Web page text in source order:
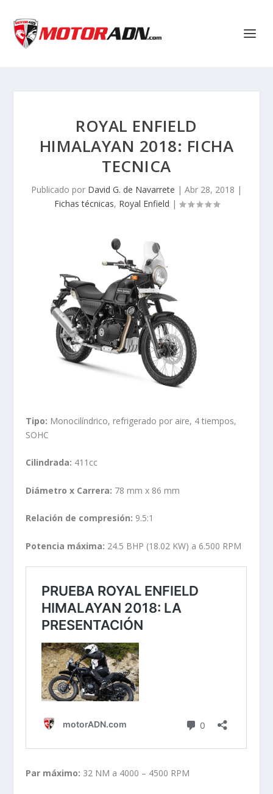
ROYAL ENFIELD
HIMALAYAN 2018: FICHA
TECNICA
Publicado por David G. de Navarrete | Abr 28, 2018 |
Fichas técnicas, Royal Enfield |
Tipo: Monocilíndrico, refrigerado por aire, 4 tiempos,
SOHC
Cilindrada: 411cc
Diámetro x Carrera: 78 mm x 86 mm
Relación de compresión: 9.5:1
Potencia máxima: 24.5 BHP (18.02 KW) a 6.500 RPM
Par máximo: 32 NM a 4000 – 4500 RPM